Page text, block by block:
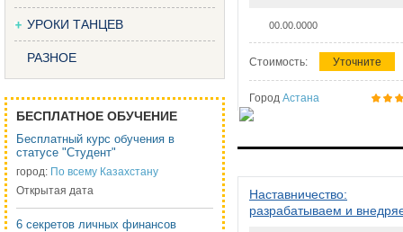
УРОКИ ТАНЦЕВ
РАЗНОЕ
БЕСПЛАТНОЕ ОБУЧЕНИЕ
Бесплатный курс обучения в
статусе "Студент"
город: По всему Казахстану
Открытая дата
6 секретов личных финансов
00.00.0000
Стоимость: Уточните
Город Астана
Наставничество:
разрабатываем и